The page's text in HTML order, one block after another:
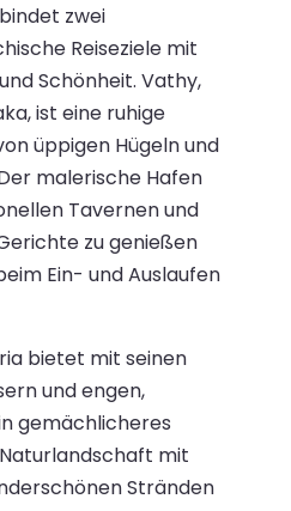
zwei
Reiseziele mit
Schönheit. Vathy,
ist eine ruhige
üppigen Hügeln und
malerische Hafen
Tavernen und
zu genießen
Ein- und Auslaufen
bietet mit seinen
und engen,
gemächlicheres
mit
Stränden